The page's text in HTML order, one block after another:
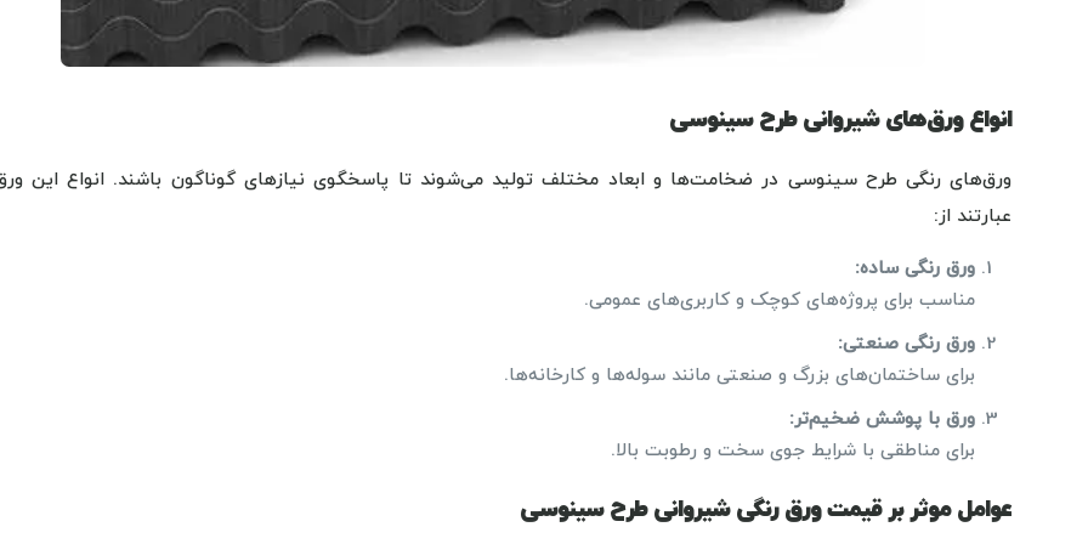
انواع ورق‌های شیروانی طرح سینوسی
ورق‌های رنگی طرح سینوسی در ضخامت‌ها و ابعاد مختلف تولید می‌شوند تا پاسخگوی نیازهای گوناگون باشند. انواع این
عبارتند از:
ورق رنگی ساده:
مناسب برای پروژه‌های کوچک و کاربری‌های عمومی.
ورق رنگی صنعتی:
برای ساختمان‌های بزرگ و صنعتی مانند سوله‌ها و کارخانه‌ها.
ورق با پوشش ضخیم‌تر:
برای مناطقی با شرایط جوی سخت و رطوبت بالا.
عوامل موثر بر قیمت ورق رنگی شیروانی طرح سینوسی